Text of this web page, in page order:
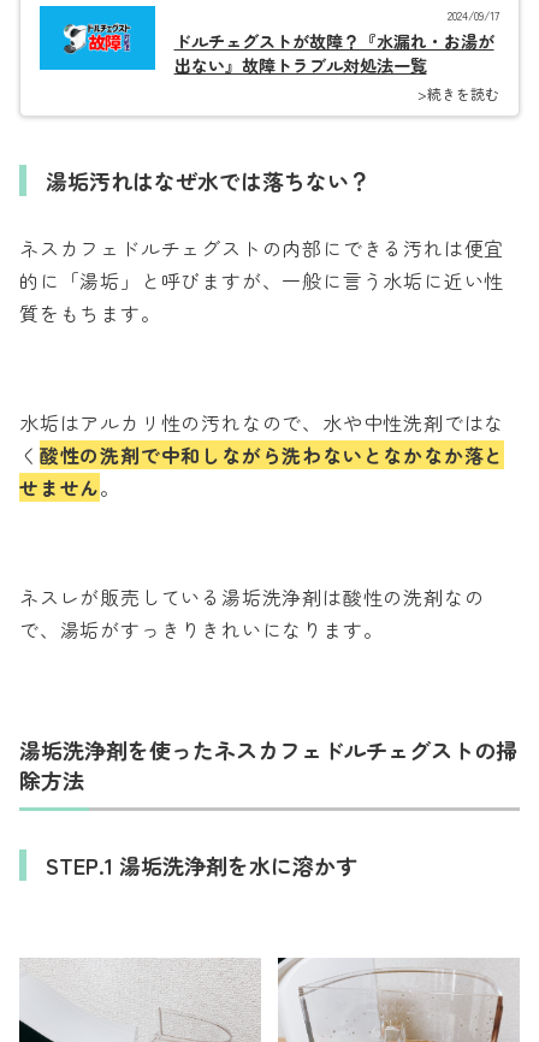
2024/09/17
ドルチェグストが故障？『水漏れ・お湯が
出ない』故障トラブル対処法一覧
>続きを読む
湯垢汚れはなぜ水では落ちない？
ネスカフェドルチェグストの内部にできる汚れは便宜
的に「湯垢」と呼びますが、一般に言う水垢に近い性
質をもちます。
水垢はアルカリ性の汚れなので、水や中性洗剤ではな
く 酸性の洗剤で中和しながら洗わないとなかなか落と
せません。
ネスレが販売している湯垢洗浄剤は酸性の洗剤なの
で、湯垢がすっきりきれいになります。
湯垢洗浄剤を使ったネスカフェドルチェグストの掃
除方法
STEP.1 湯垢洗浄剤を水に溶かす